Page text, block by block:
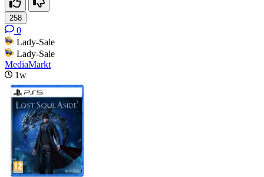
258
0
Lady-Sale
Lady-Sale
MediaMarkt
1w